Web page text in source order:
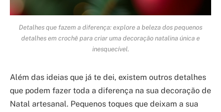
Detalhes que fazem a diferença: explore a beleza dos pequenos
detalhes em crochê para criar uma decoração natalina única e
inesquecível.
Além das ideias que já te dei, existem outros detalhes
que podem fazer toda a diferença na sua decoração de
Natal artesanal. Pequenos toques que deixam a sua